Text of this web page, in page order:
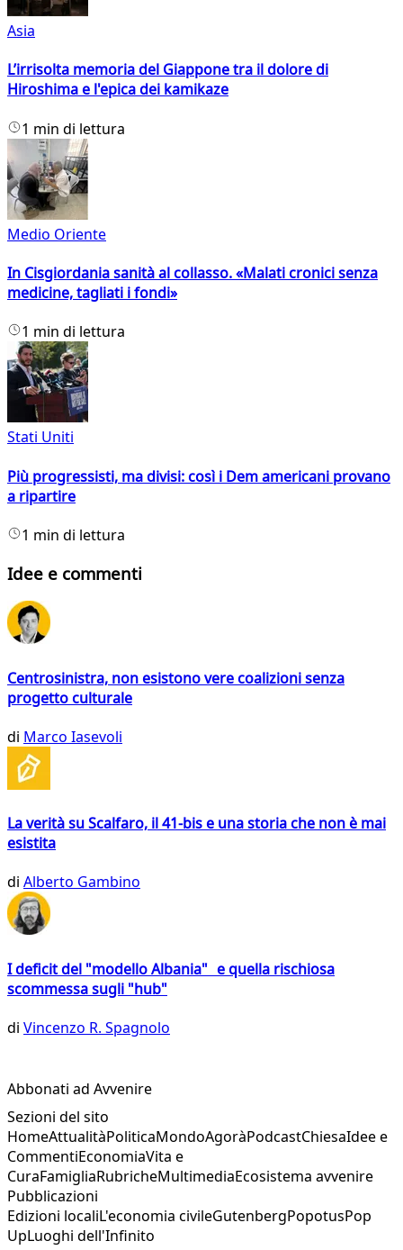
Asia
L’irrisolta memoria del Giappone tra il dolore di
Hiroshima e l'epica dei kamikaze
1 min di lettura
Medio Oriente
In Cisgiordania sanità al collasso. «Malati cronici senza
medicine, tagliati i fondi»
1 min di lettura
Stati Uniti
Più progressisti, ma divisi: così i Dem americani provano
a ripartire
1 min di lettura
Idee e commenti
Centrosinistra, non esistono vere coalizioni senza
progetto culturale
di Marco Iasevoli
La verità su Scalfaro, il 41-bis e una storia che non è mai
esistita
di Alberto Gambino
I deficit del "modello Albania" e quella rischiosa
scommessa sugli "hub"
di Vincenzo R. Spagnolo
Abbonati ad Avvenire
Sezioni del sito
HomeAttualitàPoliticaMondoAgoràPodcastChiesaIdee e
CommentiEconomiaVita e
CuraFamigliaRubricheMultimediaEcosistema avvenire
Pubblicazioni
Edizioni localiL'economia civileGutenbergPopotusPop
UpLuoghi dell'Infinito